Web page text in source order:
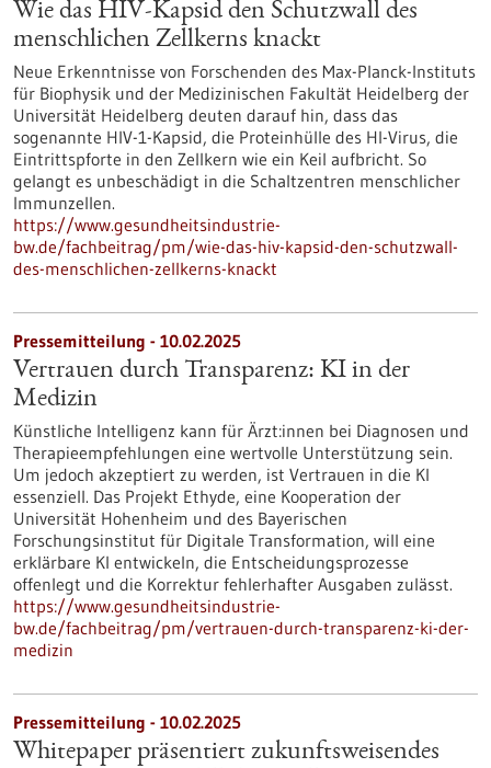
Wie das HIV-Kapsid den Schutzwall des
menschlichen Zellkerns knackt
Neue Erkenntnisse von Forschenden des Max-Planck-Instituts
für Biophysik und der Medizinischen Fakultät Heidelberg der
Universität Heidelberg deuten darauf hin, dass das
sogenannte HIV-1-Kapsid, die Proteinhülle des HI-Virus, die
Eintrittspforte in den Zellkern wie ein Keil aufbricht. So
gelangt es unbeschädigt in die Schaltzentren menschlicher
Immunzellen.
https://www.gesundheitsindustrie-
bw.de/fachbeitrag/pm/wie-das-hiv-kapsid-den-schutzwall-
des-menschlichen-zellkerns-knackt
Pressemitteilung - 10.02.2025
Vertrauen durch Transparenz: KI in der
Medizin
Künstliche Intelligenz kann für Ärzt:innen bei Diagnosen und
Therapieempfehlungen eine wertvolle Unterstützung sein.
Um jedoch akzeptiert zu werden, ist Vertrauen in die KI
essenziell. Das Projekt Ethyde, eine Kooperation der
Universität Hohenheim und des Bayerischen
Forschungsinstitut für Digitale Transformation, will eine
erklärbare KI entwickeln, die Entscheidungsprozesse
offenlegt und die Korrektur fehlerhafter Ausgaben zulässt.
https://www.gesundheitsindustrie-
bw.de/fachbeitrag/pm/vertrauen-durch-transparenz-ki-der-
medizin
Pressemitteilung - 10.02.2025
Whitepaper präsentiert zukunftsweisendes